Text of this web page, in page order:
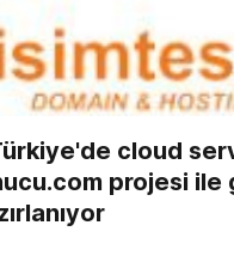
cloud
projesi ile